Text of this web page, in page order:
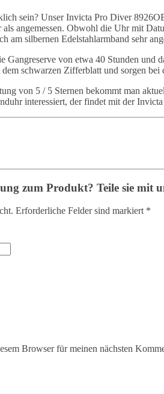
sein? Unser Invicta Pro Diver
als angemessen. Obwohl die Uhr mit
am silbernen Edelstahlarmband sehr
Gangreserve von etwa 40 Stunden
schwarzen Zifferblatt und sorgen
von 5 / 5 Sternen bekommt man
interessiert, der findet mit der
zum Produkt? Teile sie mit
Erforderliche Felder sind markiert *
Browser für meinen nächsten